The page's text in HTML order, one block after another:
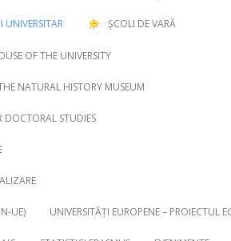
UNIVERSITAR ŞCOLI DE VARĂ
OF THE UNIVERSITY
NATURAL HISTORY MUSEUM
DOCTORAL STUDIES
UE) UNIVERSITĂȚI EUROPENE – PROIECTUL